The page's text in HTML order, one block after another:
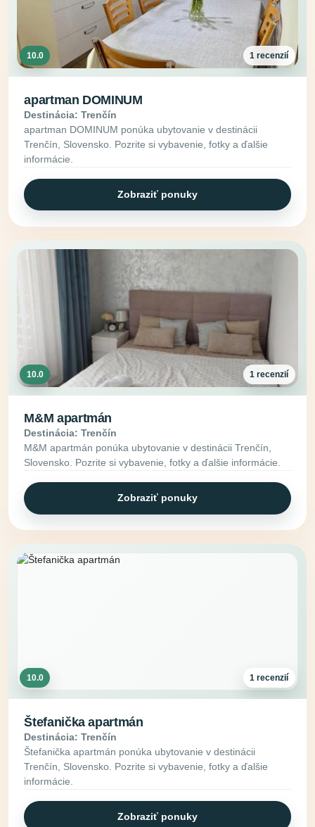
10.0 1 recenzií
apartman DOMINUM
Destinácia: Trenčín
apartman DOMINUM ponúka ubytovanie v destinácii
Trenčín, Slovensko. Pozrite si vybavenie, fotky a ďalšie
informácie.
Zobraziť ponuky
10.0 1 recenzií
M&M apartmán
Destinácia: Trenčín
M&M apartmán ponúka ubytovanie v destinácii Trenčín,
Slovensko. Pozrite si vybavenie, fotky a ďalšie informácie.
Zobraziť ponuky
10.0 1 recenzií
Štefanička apartmán
Destinácia: Trenčín
Štefanička apartmán ponúka ubytovanie v destinácii
Trenčín, Slovensko. Pozrite si vybavenie, fotky a ďalšie
informácie.
Zobraziť ponuky